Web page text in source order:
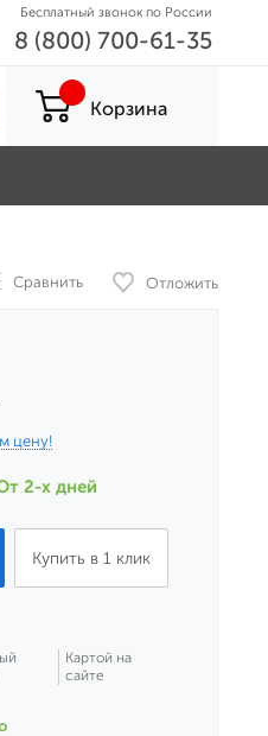
Бесплатный звонок по России
8 (800) 700-61-35
Корзина
Сравнить Отложить
цену!
2-х дней
Купить в 1 клик
Картой на
сайте